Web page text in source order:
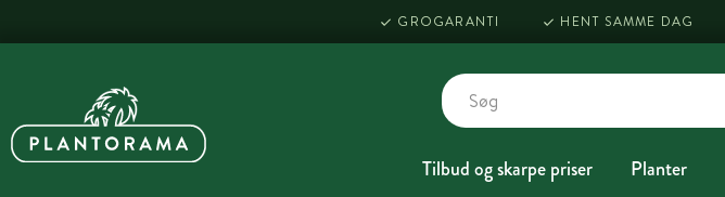
GROGARANTI HENT SAMME DAG
Tilbud og skarpe priser Planter